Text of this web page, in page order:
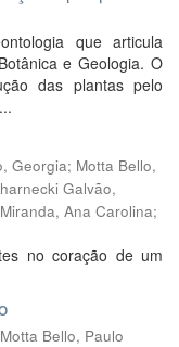
que articula
e Geologia. O
das plantas pelo
Georgia; Motta Bello,
Galvão,
Ana Carolina;
no coração de um
Motta Bello, Paulo